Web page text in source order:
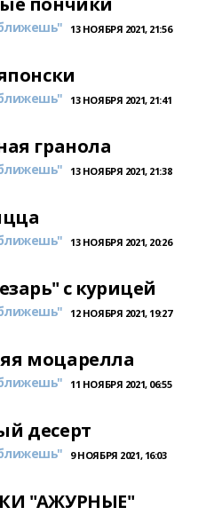
13 НОЯБРЯ 2021, 21:56
13 НОЯБРЯ 2021, 21:41
гранола
13 НОЯБРЯ 2021, 21:38
13 НОЯБРЯ 2021, 20:26
с курицей
12 НОЯБРЯ 2021, 19:27
моцарелла
11 НОЯБРЯ 2021, 06:55
десерт
9 НОЯБРЯ 2021, 16:03
"АЖУРНЫЕ"